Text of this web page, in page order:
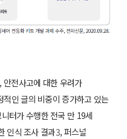
전사고에 대한 우려가
인 글의 비중이 증가하고 있는
터가 수행한 전국 만 19세
인식 조사 결과3, 퍼스널